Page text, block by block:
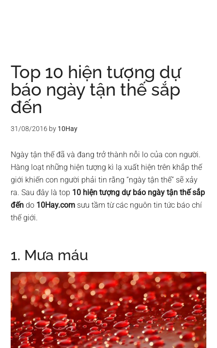
Top 10 hiện tượng dự
báo ngày tận thế sắp
đến
31/08/2016 by 10Hay
Ngày tận thế đã và đang trở thành nỗi lo của con người.
Hàng loạt những hiện tượng kì lạ xuất hiện trên khắp thế
giới khiến con người phải tin rằng “ngày tận thế” sẽ xảy
ra. Sau đây là top 10 hiện tượng dự báo ngày tận thế sắp
đến do 10Hay.com sưu tầm từ các nguôn tin tức báo chí
thế giới.
1. Mưa máu